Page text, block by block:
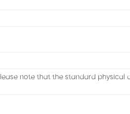
note that the standard physical